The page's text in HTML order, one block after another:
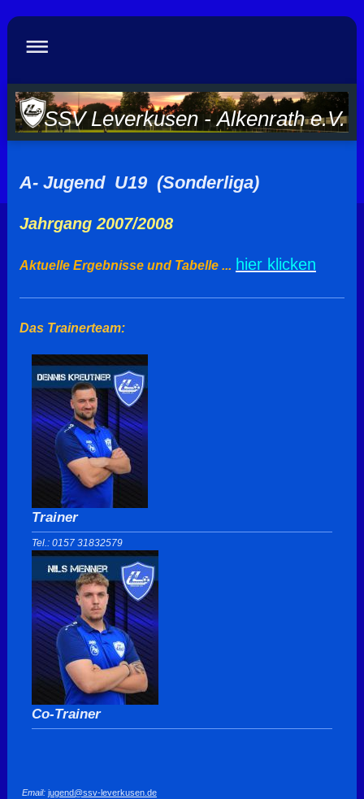
SSV Leverkusen - Alkenrath e.V.
A- Jugend U19 (Sonderliga)
Jahrgang 2007/2008
Aktuelle Ergebnisse und Tabelle ... hier klicken
Das Trainerteam:
Trainer
Tel.: 0157 31832579
Co-Trainer
Email: jugend@ssv-leverkusen.de